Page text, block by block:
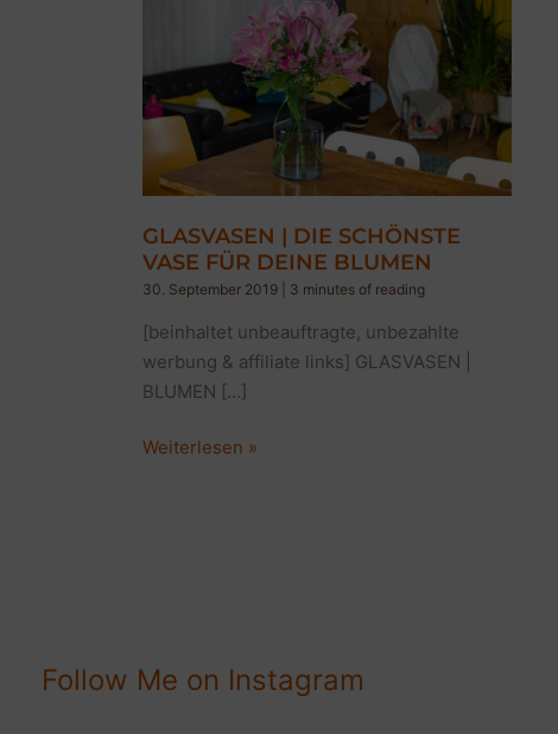
GLASVASEN | DIE SCHÖNSTE
VASE FÜR DEINE BLUMEN
30. September 2019 3 minutes of reading
[beinhaltet unbeauftragte, unbezahlte
werbung & affiliate links] GLASVASEN |
BLUMEN […]
GLASVASEN
Weiterlesen »
Follow Me on Instagram